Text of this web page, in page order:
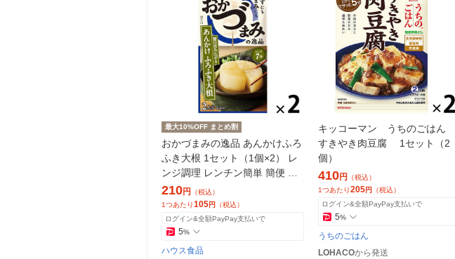
最大10%OFF まとめ割
おかづまみの逸品 あんかけふろ
ふき大根 1セット（1個×2） レ
ンジ調理 レンチン簡単 簡便 料
理の素 ハウス食品 おかず つ
まみ
210円
（税込）
1つあたり105円 （税込）
ログイン&全額PayPay支払いで
5%
ハウス食品
キッコーマン うちのごはん
すきやき肉豆腐 1セット（2
個）
410円
（税込）
1つあたり205円 （税込）
ログイン&全額PayPay支払いで
5%
うちのごはん
LOHACOから発送